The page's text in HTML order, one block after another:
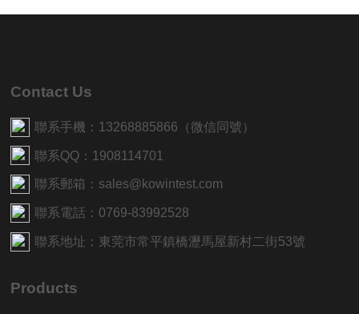
Contact Us
聯系手機：13268885866（微信同號）
聯系QQ：1908114701
聯系郵箱：sales@kowintest.com
聯系電話：0769-83992528
聯系地址：東莞市常平鎮橋瀝馬屋新村二街53號
Products